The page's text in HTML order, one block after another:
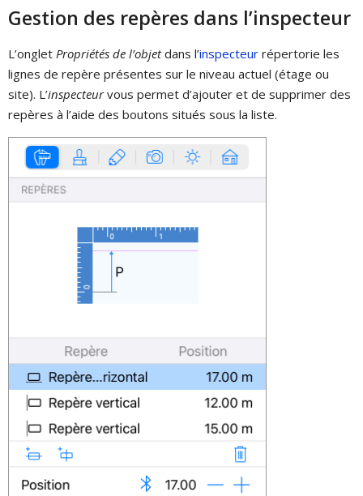
Gestion des repères dans l’inspecteur
L’onglet Propriétés de l’objetdans l’inspecteur répertorie les
lignes de repère présentes sur le niveau actuel (étage ou
site). L’inspecteurvous permet d’ajouter et de supprimer des
repères à l’aide des boutons situés sous la liste.